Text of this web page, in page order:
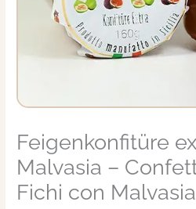
Feigenkonfitüre
Malvasia –
Fichi con
Feigenkonfitüre
extra
mit
Malvasia
-